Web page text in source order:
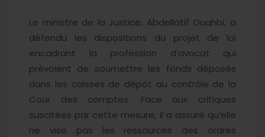
Le ministre de la Justice, Abdellatif Ouahbi, a
défendu les dispositions du projet de loi
encadrant la profession d’avocat qui
prévoient de soumettre les fonds déposés
dans les caisses de dépôt au contrôle de la
Cour des comptes. Face aux critiques
suscitées par cette mesure, il a assuré qu’elle
ne vise pas les ressources des ordres